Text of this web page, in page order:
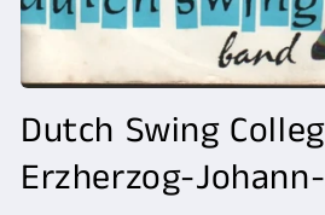
1
openen
modaal
Dutch Swing
Erzherzog-